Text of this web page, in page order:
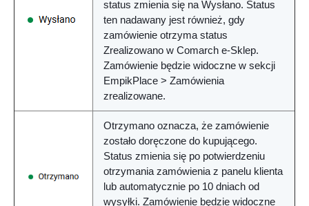
status zmienia się na Wysłano. Status
ten nadawany jest również, gdy
zamówienie otrzyma status
Zrealizowano w Comarch e-Sklep.
Zamówienie będzie widoczne w sekcji
EmpikPlace > Zamówienia
zrealizowane.
Otrzymano oznacza, że zamówienie
zostało doręczone do kupującego.
Status zmienia się po potwierdzeniu
otrzymania zamówienia z panelu klienta
lub automatycznie po 10 dniach od
wysyłki. Zamówienie będzie widoczne